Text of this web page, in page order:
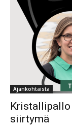
Ajankohtaista
Kristallipallo
siirtymä